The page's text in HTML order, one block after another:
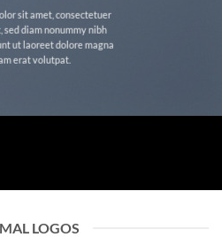
sit amet, consectetuer
sed diam nonummy nibh
ut laoreet dolore magna
erat volutpat.
LOGOS